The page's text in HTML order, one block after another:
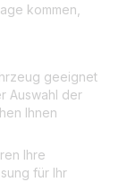
kommen,
geeignet
Auswahl der
Ihnen
Ihre
für Ihr